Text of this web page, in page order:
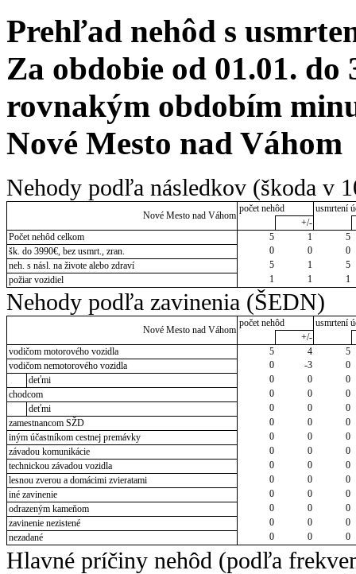
Prehľad nehôd s
Za obdobie od 01.01. do
rovnakým obdobím
Nové Mesto nad Váhom
Nehody podľa následkov (škoda v
Nové Mesto nad Váhom
počet nehôd
usmrtení
+/-
Počet nehôd celkom
5 1
5
šk. do 3990€, bez usmrt., zran.
0 0
0
neh. s násl. na živote alebo zdraví
5 1
5
požiar vozidiel
1 1 1
Nehody podľa zavinenia (ŠEDN)
Nové Mesto nad Váhom
počet nehôd
usmrtení
+/-
vodičom motorového vozidla
5 4
5
vodičom nemotorového vozidla
0 -3
0
deťmi
0 0
0
chodcom
0 0
0
deťmi
0 0
0
zamestnancom SŽD
0 0
0
iným účastníkom cestnej premávky
0 0
0
závadou komunikácie
0 0
0
technickou závadou vozidla
0 0
0
lesnou zverou a domácimi zvieratami
0 0
0
iné zavinenie
0 0
0
odrazeným kameňom
0 0
0
zavinenie nezistené
0 0
0
nezadané
0 0 0
Hlavné príčiny nehôd (podľa